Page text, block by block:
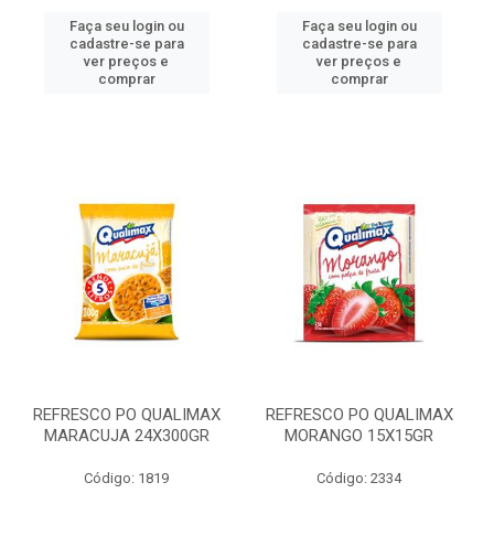
Faça seu login ou
cadastre-se para
ver preços e
comprar
Faça seu login ou
cadastre-se para
ver preços e
comprar
REFRESCO PO QUALIMAX
MARACUJA 24X300GR
Código: 1819
REFRESCO PO QUALIMAX
MORANGO 15X15GR
Código: 2334